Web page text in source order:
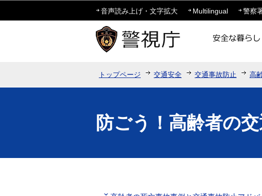
音声読み上げ・文字拡大 Multilingual 警察
トップページ 交通安全 交通事故防止 高
防ごう！高齢者の交